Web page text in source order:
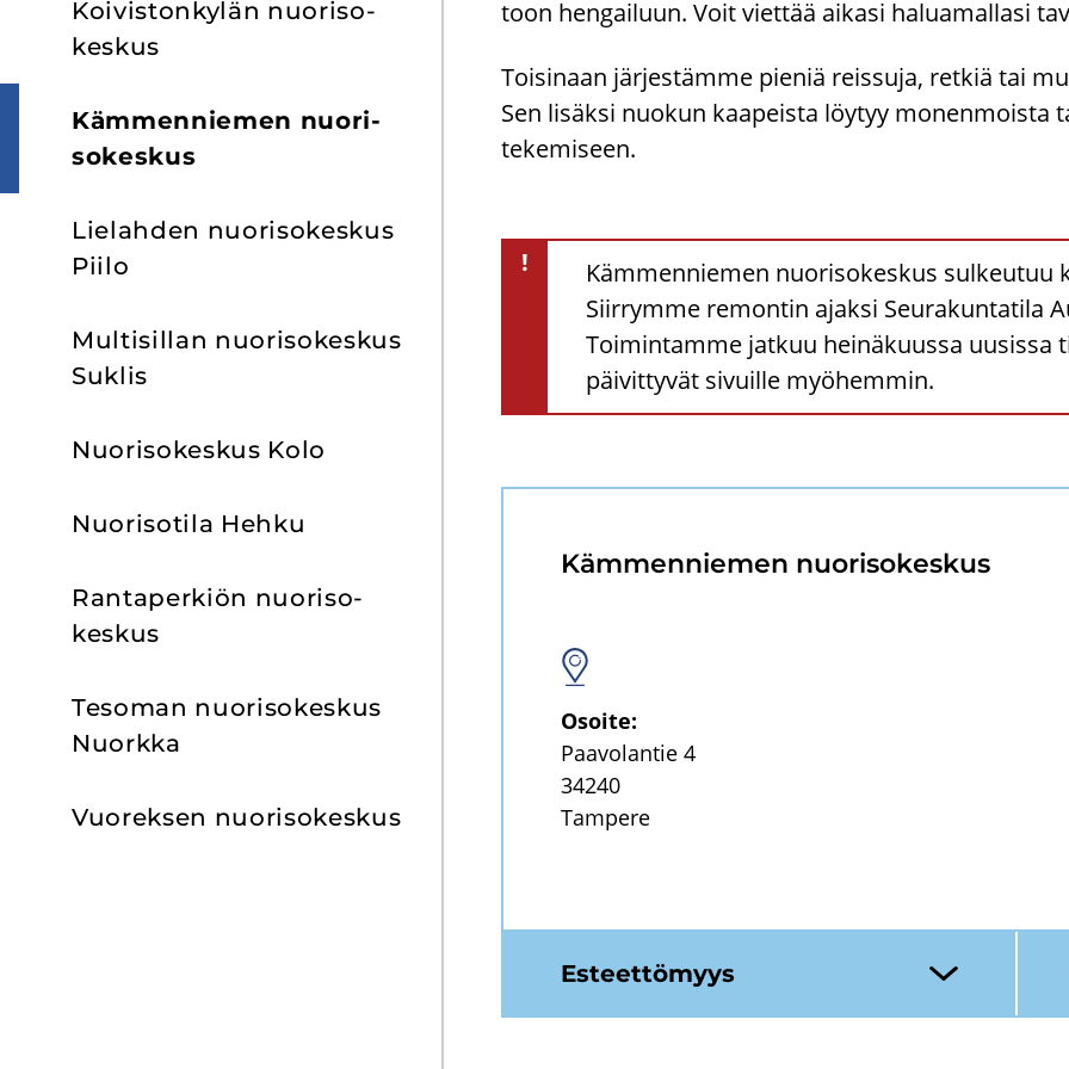
Koi­vis­ton­ky­län nuo­ri­so­
kes­kus
Käm­men­nie­men nuo­ri­
so­kes­kus
Lie­lah­den nuo­ri­so­kes­kus
Piilo
Mul­ti­sil­lan nuo­ri­so­kes­kus
Suklis
Nuo­ri­so­kes­kus Kolo
Nuo­ri­so­ti­la Hehku
Ran­ta­per­kiön nuo­ri­so­
kes­kus
Te­so­man nuo­ri­so­kes­kus
Nuork­ka
Vuo­rek­sen nuo­ri­so­kes­kus
toon hen­gai­luun. Voit viet­tää ai­ka­si ha­lua­mal­la­si
Toi­si­naan jär­jes­täm­me pie­niä reis­su­ja, ret­kiä tai
Sen li­säk­si nuo­kun kaa­peis­ta löy­tyy
te­ke­mi­seen.
!
Kämmenniemen nuorisokeskus sulkeutuu
Siirrymme remontin ajaksi Seurakuntatila
Toimintamme jatkuu heinäkuussa uusissa
päivittyvät sivuille myöhemmin.
Käm­men­nie­men nuo­ri­so­kes­kus
Osoi­te:
Paa­vo­lan­tie 4
34240
Tam­pe­re
Es­teet­tö­myys